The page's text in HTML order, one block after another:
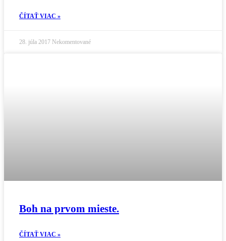
ČÍTAŤ VIAC »
28. júla 2017 Nekomentované
Boh na prvom mieste.
ČÍTAŤ VIAC »